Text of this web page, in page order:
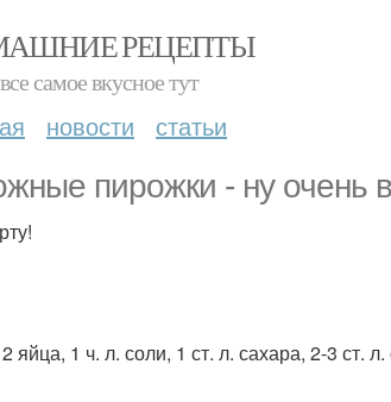
РЕЦЕПТЫ
все самое вкусное тут
новости статьи
пирожки - ну очень
яйца, 1 ч. л. соли, 1 ст. л. сахара, 2-3 ст.